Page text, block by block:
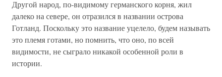
Другой народ, по-видимому германского корня, жил
далеко на севере, он отразился в названии острова
Готланд. Поскольку это название уцелело, будем называть
это племя готами, но помнить, что оно, по всей
видимости, не сыграло никакой особенной роли в
истории.